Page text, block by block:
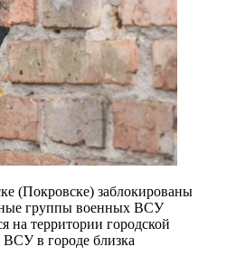
группы военных ВСУ
на территории городской
ВСУ в городе близка